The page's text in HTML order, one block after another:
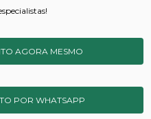
AGORA MESMO
POR WHATSAPP